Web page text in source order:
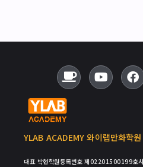
YLAB ACADEMY 와이랩만화학원
대표 박현학원등록번호 제02201500199호